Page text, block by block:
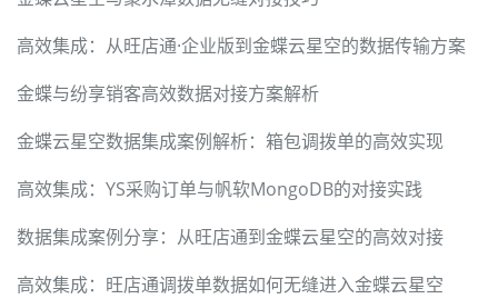
高效集成：从旺店通·企业版到金蝶云星空的数据传输方案
金蝶与纷享销客高效数据对接方案解析
金蝶云星空数据集成案例解析：箱包调拨单的高效实现
高效集成：YS采购订单与帆软MongoDB的对接实践
数据集成案例分享：从旺店通到金蝶云星空的高效对接
高效集成：旺店通调拨单数据如何无缝进入金蝶云星空